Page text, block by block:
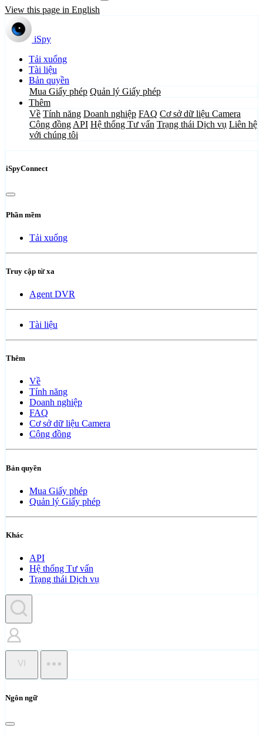
View this page in English
iSpy
Tải xuống
Tài liệu
Bản quyền
Mua Giấy phép Quản lý Giấy phép
Thêm
Về Tính năng Doanh nghiệp FAQ Cơ sở dữ liệu Camera
Cộng đồng API Hệ thống Tư vấn Trạng thái Dịch vụ Liên hệ
với chúng tôi
iSpyConnect
Phần mềm
Tải xuống
Truy cập từ xa
Agent DVR
Tài liệu
Thêm
Về
Tính năng
Doanh nghiệp
FAQ
Cơ sở dữ liệu Camera
Cộng đồng
Bản quyền
Mua Giấy phép
Quản lý Giấy phép
Khác
API
Hệ thống Tư vấn
Trạng thái Dịch vụ
VI
Ngôn ngữ